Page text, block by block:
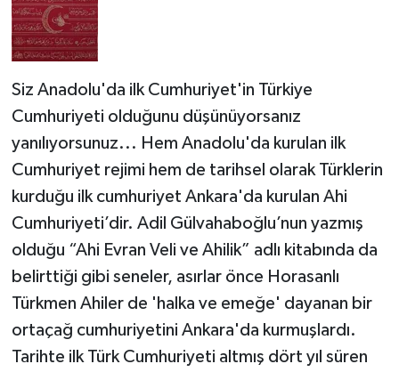
Siz Anadolu'da ilk Cumhuriyet'in Türkiye
Cumhuriyeti olduğunu düşünüyorsanız
yanılıyorsunuz... Hem Anadolu'da kurulan ilk
Cumhuriyet rejimi hem de tarihsel olarak Türklerin
kurduğu ilk cumhuriyet Ankara'da kurulan Ahi
Cumhuriyeti’dir. Adil Gülvahaboğlu’nun yazmış
olduğu “Ahi Evran Veli ve Ahilik” adlı kitabında da
belirttiği gibi seneler, asırlar önce Horasanlı
Türkmen Ahiler de 'halka ve emeğe' dayanan bir
ortaçağ cumhuriyetini Ankara'da kurmuşlardı.
Tarihte ilk Türk Cumhuriyeti altmış dört yıl süren